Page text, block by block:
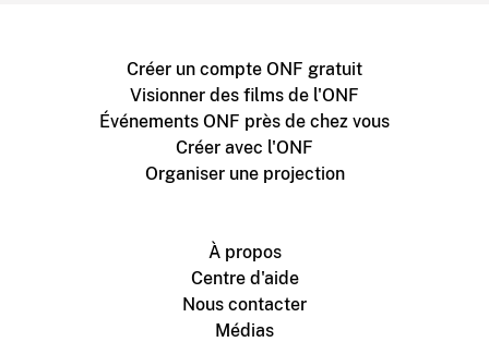
Créer un compte ONF gratuit
Visionner des films de l'ONF
Événements ONF près de chez vous
Créer avec l'ONF
Organiser une projection
À propos
Centre d'aide
Nous contacter
Médias